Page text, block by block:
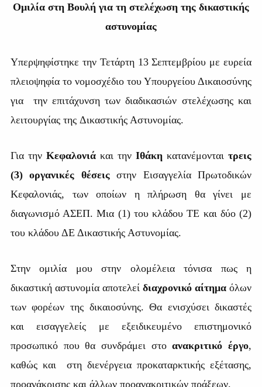
Ομιλία στη Βουλή για τη στελέχωση της δικαστικής
αστυνομίας
Υπερψηφίστηκε την Τετάρτη 13 Σεπτεμβρίου με ευρεία
πλειοψηφία το νομοσχέδιο του Υπουργείου Δικαιοσύνης
για την επιτάχυνση των διαδικασιών στελέχωσης και
λειτουργίας της Δικαστικής Αστυνομίας.
Για την Κεφαλονιάκαι τηνΙθάκη κατανέμονταιτρεις
(3) οργανικές θέσειςστην Εισαγγελία Πρωτοδικών
Κεφαλονιάς, των οποίων η πλήρωση θα γίνει με
διαγωνισμό ΑΣΕΠ. Μια (1) του κλάδου ΤΕ και δύο (2)
του κλάδου ΔΕ Δικαστικής Αστυνομίας.
Στην ομιλία μου στην ολομέλεια τόνισα πως η
δικαστική αστυνομία αποτελείδιαχρονικό αίτημα όλων
των φορέων της δικαιοσύνης. Θα ενισχύσει δικαστές
και εισαγγελείς με εξειδικευμένο επιστημονικό
προσωπικό που θα συνδράμει στοανακριτικό έργο,
καθώς και στη διενέργεια προκαταρκτικής εξέτασης,
προανάκρισης και άλλων προανακριτικών πράξεων.